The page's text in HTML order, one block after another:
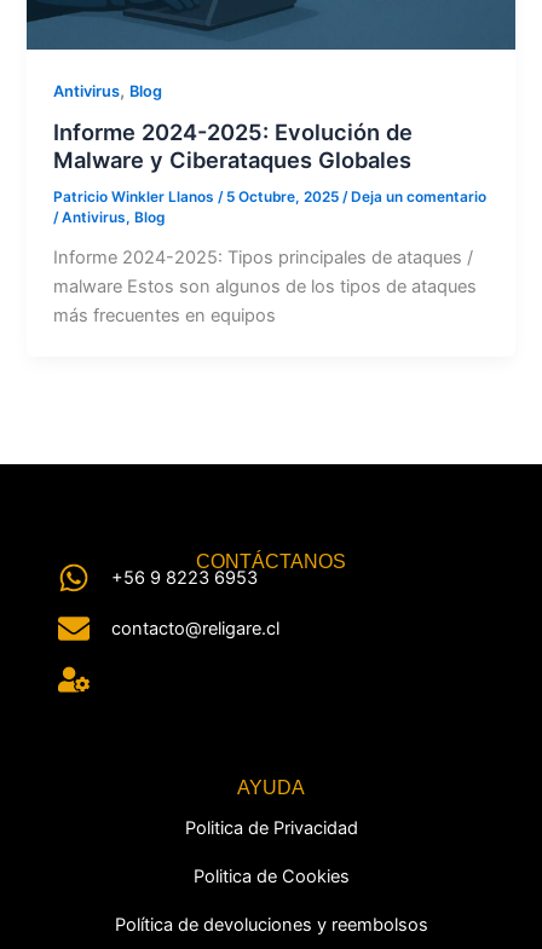
Antivirus, Blog
Informe 2024-2025: Evolución de
Malware y Ciberataques Globales
Patricio Winkler Llanos/ 5 Octubre, 2025/ Deja un comentario
/Antivirus, Blog
Informe 2024-2025: Tipos principales de ataques /
malware Estos son algunos de los tipos de ataques
más frecuentes en equipos
CONTÁCTANOS
+56 9 8223 6953
contacto@religare.cl
AYUDA
Politica de Privacidad
Politica de Cookies
Política de devoluciones y reembolsos